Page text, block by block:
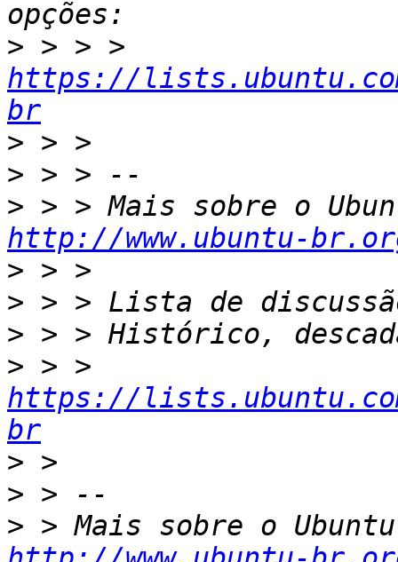
>
https://
br
>
>
>
http://www.ubuntu-
>
>
>
>
https://
br
>
>
>